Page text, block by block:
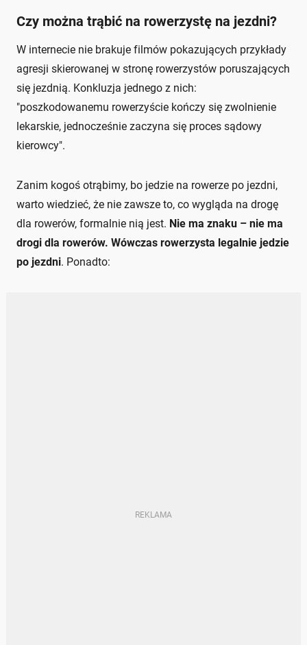
Czy można trąbić na rowerzystę na jezdni?
W internecie nie brakuje filmów pokazujących przykłady
agresji skierowanej w stronę rowerzystów poruszających
się jezdnią. Konkluzja jednego z nich:
"poszkodowanemu rowerzyście kończy się zwolnienie
lekarskie, jednocześnie zaczyna się proces sądowy
kierowcy".
Zanim kogoś otrąbimy, bo jedzie na rowerze po jezdni,
warto wiedzieć, że nie zawsze to, co wygląda na drogę
dla rowerów, formalnie nią jest. Nie ma znaku – nie ma
drogi dla rowerów. Wówczas rowerzysta legalnie jedzie
po jezdni. Ponadto: